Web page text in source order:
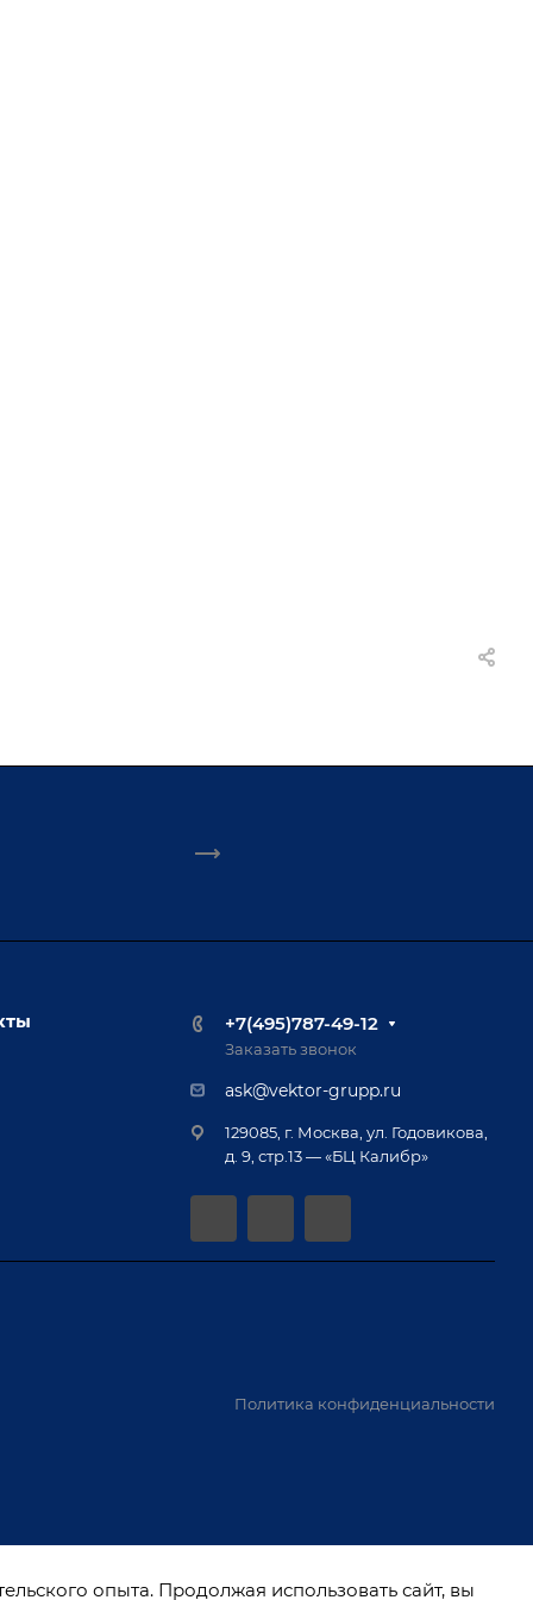
+7(495)787-49-12
Заказать звонок
ask@vektor-grupp.ru
129085, г. Москва, ул. Годовикова,
д. 9, стр.13 — «БЦ Калибр»
Политика конфиденциальности
опыта. Продолжая использовать сайт, вы